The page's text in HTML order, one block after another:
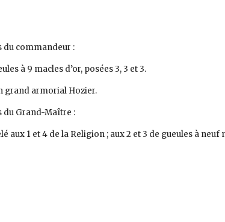
du commandeur :
à 9 macles d’or, posées 3, 3 et 3.
grand armorial Hozier.
du Grand-Maître :
aux 1 et 4 de la Religion ; aux 2 et 3 de gueules à neuf